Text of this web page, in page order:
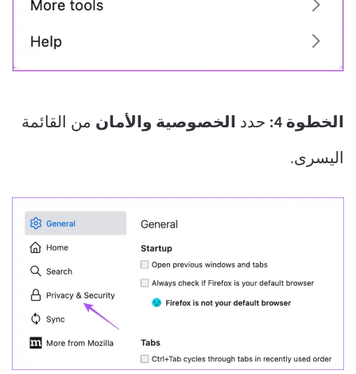
الخطوة 4: حدد الخصوصية والأمان من القائمة
اليسرى.